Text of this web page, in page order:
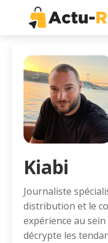
Kiabi
Journaliste
distribution et le
expérience au
décrypte les